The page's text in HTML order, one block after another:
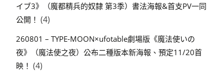
イブ3》（魔都精兵的奴隸 第3季）書法海報&首支PV一同
公開！ (4)
260801 – TYPE-MOON×ufotable劇場版《魔法使いの
夜》（魔法使之夜）公布二種版本新海報、預定11/20首
映！ (4)